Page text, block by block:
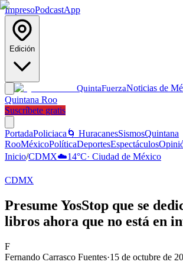
ImpresoPodcastApp
Edición
QuintaFuerzaNoticias de
Quintana Roo
Suscríbete gratis
PortadaPoliciaca 🌀 HuracanesSismosQuintana
RooMéxicoPolíticaDeportesEspectáculos
Inicio/CDMX☁️14°C· Ciudad de México
CDMX
Presume YosStop que se
libros ahora que no está en
F
Fernando Carrasco Fuentes·15 de octubre de